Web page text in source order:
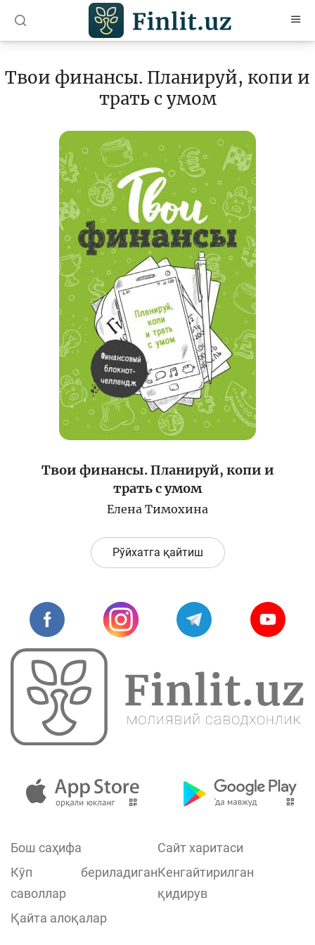
Мақолалар
Луғат
Молиявий саводхонлик бўйича китоблар
Видео
Лойиҳалар
Интерактив хизматлар
Фотогалерея
Лойиҳа ҳақида
Кенгайтирилган қидирув
Сайт харитаси
Твои финансы. Планируй, копи и
трать с умом
Твои финансы. Планируй, копи и
трать с умом
Елена Тимохина
Рўйхатга қайтиш
Бош саҳифа
Сайт харитаси
Кўп бериладиган
саволлар
Кенгайтирилган
қидирув
Қайта алоқалар